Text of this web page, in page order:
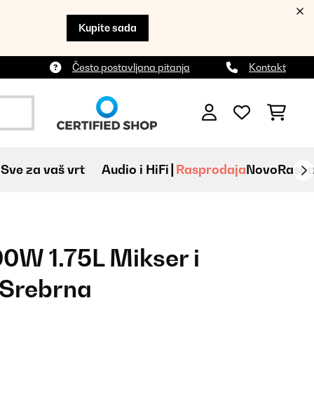
Kupite sada
Često postavljana pitanja Kontakt
Sve za vaš vrt Audio i HiFi RasprodajaNovo
1.75L Mikser i